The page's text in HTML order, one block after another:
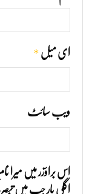
ای میل *
ویب‌ سائٹ
اس براؤزر میں میرا
اگلی بار جب میں